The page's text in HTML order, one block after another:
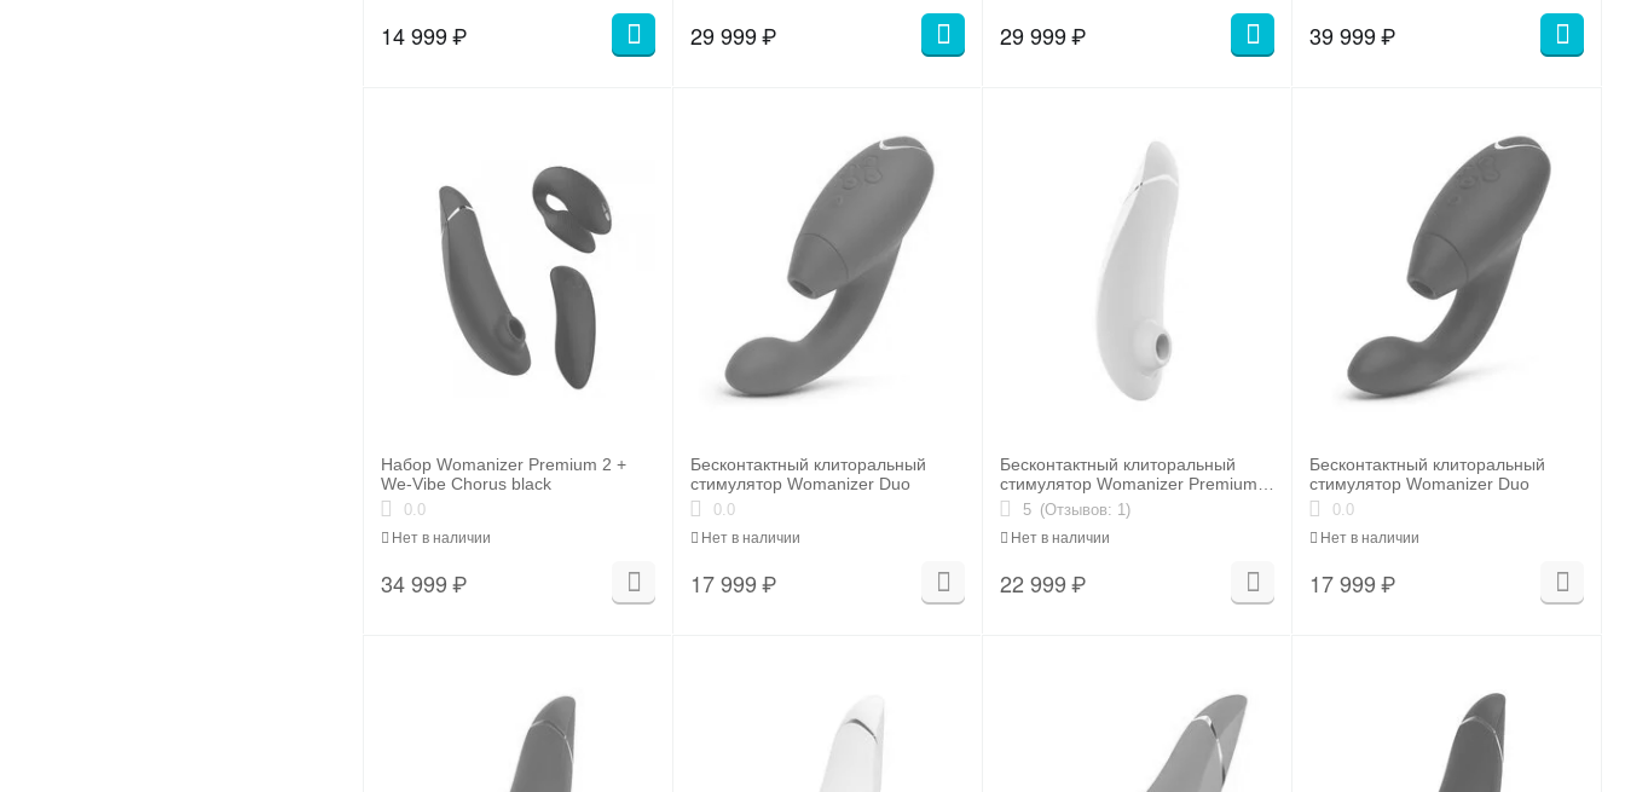
14 999₽ 29 999₽ 29 999₽ 39 999₽
Набор Womanizer Premium 2 +
We-Vibe Chorus black
0.0
Нет в наличии
34 999₽
Бесконтактный клиторальный
стимулятор Womanizer Duo
0.0
Нет в наличии
17 999₽
Бесконтактный клиторальный
стимулятор Womanizer Premium 2
серый(Отзывов: 1)
5
Нет в наличии
22 999₽
Бесконтактный клиторальный
стимулятор Womanizer Duo
0.0
Нет в наличии
17 999₽